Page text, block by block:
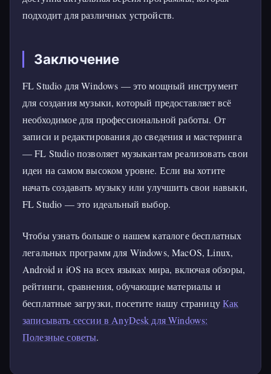
подходит для различных устройств.
Заключение
FL Studio для Windows — это мощный инструмент
для создания музыки, который предоставляет всё
необходимое для профессиональной работы. От
записи и редактирования до сведения и мастеринга
— FL Studio позволяет музыкантам реализовать свои
идеи на самом высоком уровне. Если вы хотите
начать создавать музыку или улучшить свои навыки,
FL Studio — это идеальный выбор.
Чтобы узнать больше о нашем каталоге бесплатных
легальных программ для Windows, MacOS, Linux,
Android и iOS на всех языках мира, включая обзоры,
рейтинги, сравнения, обучающие материалы и
бесплатные загрузки, посетите нашу страницуКак
записывать сессии в AnyDesk для Windows:
Полезные советы.